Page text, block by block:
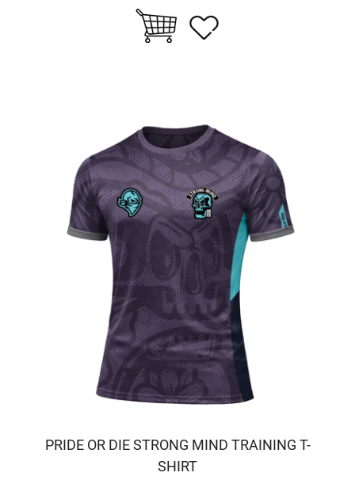
PRIDE OR DIE STRONG MIND TRAINING T-
SHIRT